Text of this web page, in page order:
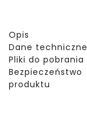
Opis
Dane techniczne
Pliki do pobrania
Bezpieczeństwo
produktu